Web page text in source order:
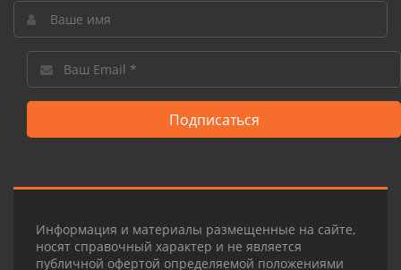
Подписаться
Информация и материалы размещенные на сайте,
носят справочный характер и не является
публичной офертой определяемой положениями